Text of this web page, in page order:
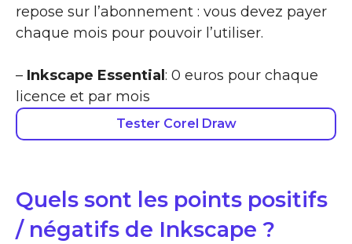
repose sur l’abonnement : vous devez payer
chaque mois pour pouvoir l’utiliser.
– Inkscape Essential : 0 euros pour chaque
licence et par mois
Tester Corel Draw
Quels sont les points positifs
/ négatifs de Inkscape ?